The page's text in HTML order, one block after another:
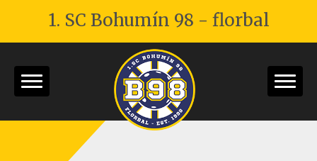
1. SC Bohumín 98 - florbal